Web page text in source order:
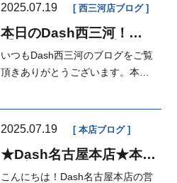
2025.07.19 西三河店ブログ
本日のDash西三河！
庫！】【車がカエル】
【自社ローン！】【審査
いつもDash西三河のブログをご覧
頂きありがとうございます。本日
2025.07.19 本店ブログ
★Dash名古屋本店★本日
こんにちは！Dash名古屋本店の営